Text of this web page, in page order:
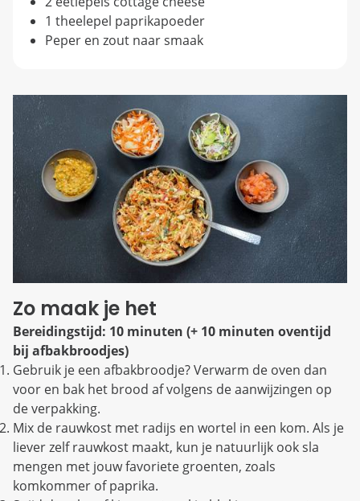
1 theelepel paprikapoeder
Peper en zout naar smaak
Zo maak je het
Bereidingstijd: 10 minuten (+ 10 minuten oventijd
bij afbakbroodjes)
Gebruik je een afbakbroodje? Verwarm de oven dan
voor en bak het brood af volgens de aanwijzingen op
de verpakking.
Mix de rauwkost met radijs en wortel in een kom. Als je
liever zelf rauwkost maakt, kun je natuurlijk ook sla
mengen met jouw favoriete groenten, zoals
komkommer of paprika.